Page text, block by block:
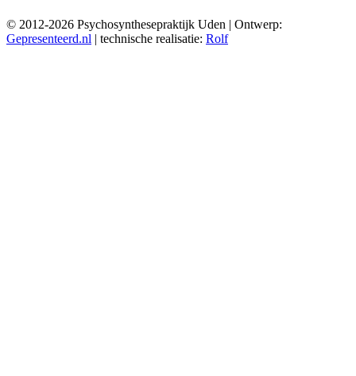
© 2012-2026 Psychosynthesepraktijk Uden | Ontwerp:
Gepresenteerd.nl | technische realisatie: Rolf